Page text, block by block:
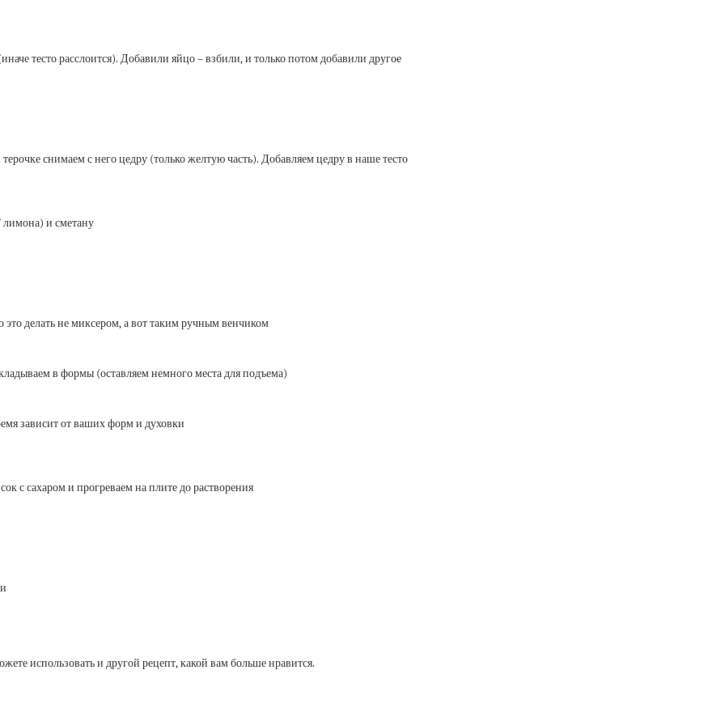
тесто расслоится). Добавили яйцо – взбили, и только потом добавили другое
снимаем с него цедру (только желтую часть). Добавляем цедру в наше тесто
лимона) и сметану
делать не миксером, а вот таким ручным венчиком
в формы (оставляем немного места для подъема)
зависит от ваших форм и духовки
с сахаром и прогреваем на плите до растворения
использовать и другой рецепт, какой вам больше нравится.